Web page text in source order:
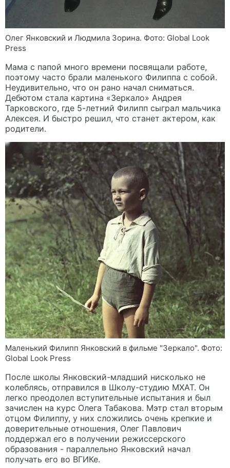
Олег Янковский и Людмила Зорина. Фото: Global Look
Press
Мама с папой много времени посвящали работе,
поэтому часто брали маленького Филиппа с собой.
Неудивительно, что он рано начал сниматься.
Дебютом стала картина «Зеркало» Андрея
Тарковского, где 5-летний Филипп сыграл мальчика
Алексея. И быстро решил, что станет актером, как
родители.
Маленький Филипп Янковский в фильме "Зеркало". Фото:
Global Look Press
После школы Янковский-младший нисколько не
колеблясь, отправился в Школу-студию МХАТ. Он
легко преодолел вступительные испытания и был
зачислен на курс Олега Табакова. Мэтр стал вторым
отцом Филиппу, у них сложились очень крепкие и
доверительные отношения, Олег Павлович
поддержал его в получении режиссерского
образования - параллельно Янковский начал
получать его во ВГИКе.